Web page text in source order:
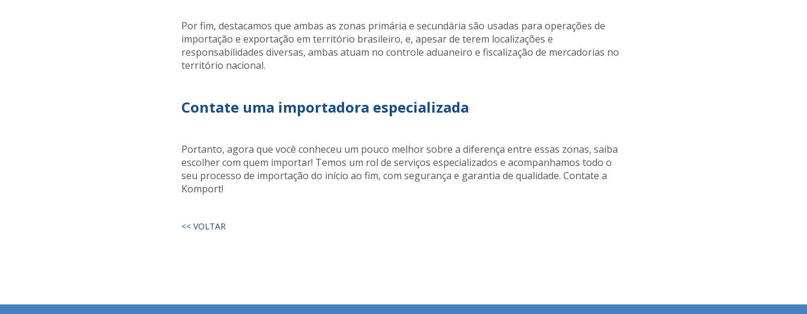
Por fim, destacamos que ambas as zonas primária e secundária são usadas para operações de
importação e exportação em território brasileiro, e, apesar de terem localizações e
responsabilidades diversas, ambas atuam no controle aduaneiro e fiscalização de mercadorias no
território nacional.
Contate uma importadora especializada
Portanto, agora que você conheceu um pouco melhor sobre a diferença entre essas zonas, saiba
escolher com quem importar! Temos um rol de serviços especializados e acompanhamos todo o
seu processo de importação do início ao fim, com segurança e garantia de qualidade. Contate a
Komport!
<< VOLTAR